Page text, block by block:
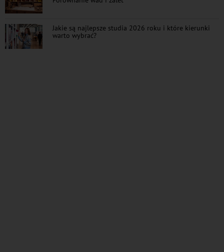
Jakie są najlepsze studia 2026 roku i które kierunki
warto wybrać?